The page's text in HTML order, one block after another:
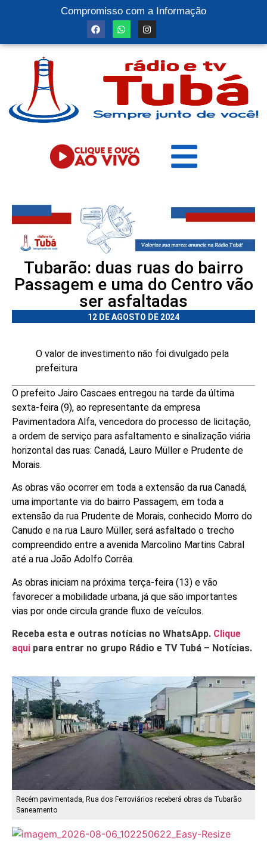
Compromisso com a Informação
Tubarão: duas ruas do bairro
Passagem e uma do Centro vão
ser asfaltadas
12 DE AGOSTO DE 2024
O valor de investimento não foi divulgado pela
prefeitura
O prefeito Jairo Cascaes entregou na tarde da última
sexta-feira (9), ao representante da empresa
Pavimentadora Alfa, vencedora do processo de licitação,
a ordem de serviço para asfaltamento e sinalização viária
horizontal das ruas: Canadá, Lauro Müller e Prudente de
Morais.
As obras vão ocorrer em toda a extensão da rua Canadá,
uma importante via do bairro Passagem, em toda a
extensão da rua Prudente de Morais, conhecido Morro do
Canudo e na rua Lauro Müller, será asfaltado o trecho
compreendido entre a avenida Marcolino Martins Cabral
até a rua João Adolfo Corrêa.
As obras iniciam na próxima terça-feira (13) e vão
favorecer a mobilidade urbana, já que são importantes
vias por onde circula grande fluxo de veículos.
Receba esta e outras notícias no WhatsApp. Clique
aqui para entrar no grupo Rádio e TV Tubá – Notícias.
Recém pavimentada, Rua dos Ferroviários receberá obras da Tubarão
Saneamento